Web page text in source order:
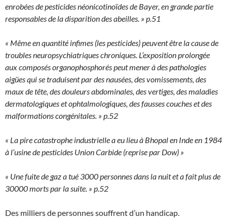
enrobées de pesticides néonicotinoïdes de Bayer, en grande partie
responsables de la disparition des abeilles. » p.51
« Même en quantité infimes (les pesticides) peuvent être la cause de
troubles neuropsychiatriques chroniques. L’exposition prolongée
aux composés organophosphorés peut mener à des pathologies
aigües qui se traduisent par des nausées, des vomissements, des
maux de tête, des douleurs abdominales, des vertiges, des maladies
dermatologiques et ophtalmologiques, des fausses couches et des
malformations congénitales. » p.52
« La pire catastrophe industrielle a eu lieu à Bhopal en Inde en 1984
à l’usine de pesticides Union Carbide (reprise par Dow) »
« Une fuite de gaz a tué 3000 personnes dans la nuit et a fait plus de
30000 morts par la suite. » p.52
Des milliers de personnes souffrent d’un handicap.